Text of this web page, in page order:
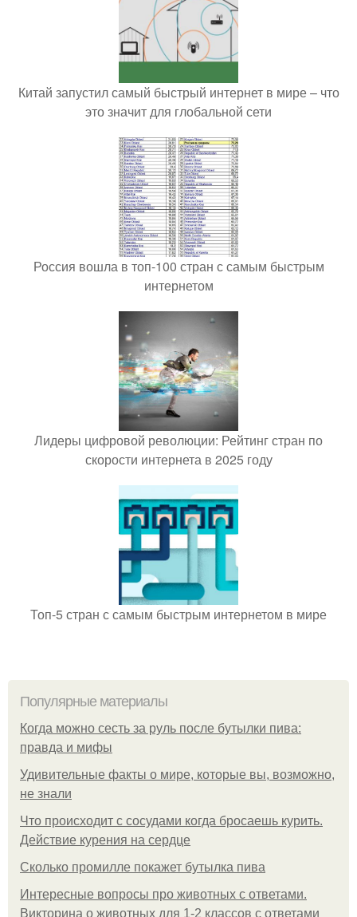
Китай запустил самый быстрый интернет в мире – что
это значит для глобальной сети
Россия вошла в топ-100 стран с самым быстрым
интернетом
Лидеры цифровой революции: Рейтинг стран по
скорости интернета в 2025 году
Топ-5 стран с самым быстрым интернетом в мире
Популярные материалы
Когда можно сесть за руль после бутылки пива:
правда и мифы
Удивительные факты о мире, которые вы, возможно,
не знали
Что происходит с сосудами когда бросаешь курить.
Действие курения на сердце
Сколько промилле покажет бутылка пива
Интересные вопросы про животных с ответами.
Викторина о животных для 1-2 классов с ответами